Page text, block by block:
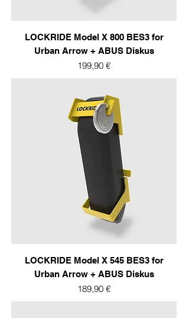
LOCKRIDE Model X 800 BES3 for
Urban Arrow + ABUS Diskus
Prix
199,90 €
LOCKRIDE Model X 545 BES3 for
Urban Arrow + ABUS Diskus
Prix
189,90 €